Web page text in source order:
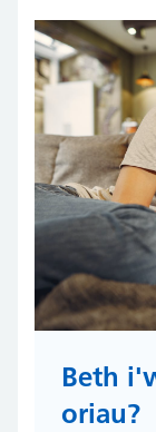
Beth
oriau?